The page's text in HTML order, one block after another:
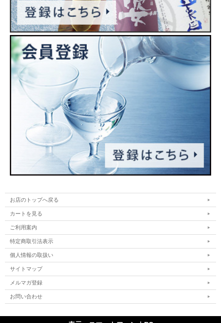
お店のトップへ戻る
カートを見る
ご利用案内
特定商取引法表示
個人情報の取扱い
サイトマップ
メルマガ登録
お問い合わせ